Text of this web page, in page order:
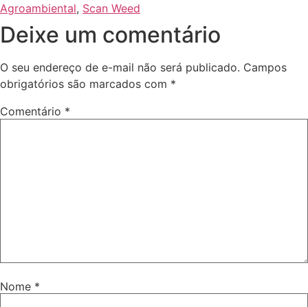
Agroambiental, Scan Weed
Deixe um comentário
O seu endereço de e-mail não será publicado. Campos
obrigatórios são marcados com *
Comentário *
Nome *